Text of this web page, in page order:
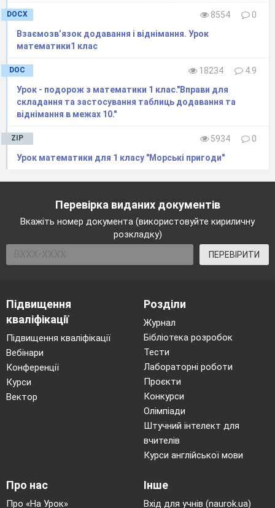
DOCX 8554
0
Взаємозвʼязок додавання і віднімання. Урок
математики1 клас
DOC 18234
4.9
Урок - подорож з математики 1 клас."Вправи для
складання та застосування таблиць додавання та
віднімання в межах 10."
ZIP 5934
0
Урок математики для 1 класу "Морські пригоди"
Перевірка виданих документів
Вкажіть номер документа (використовуйте кириличну
розкладку)
ПЕРЕВІРИТИ
Підвищення
кваліфікації
Підвищення кваліфікації
Вебінари
Конференції
Курси
Вектор
Розділи
Журнал
Бібліотека розробок
Тести
Лабораторні роботи
Проєкти
Конкурси
Олімпіади
Штучний інтелект для
вчителів
Курси англійської мови
Про нас
Про «На Урок»
Інше
Вхід для учнів (naurok.ua)